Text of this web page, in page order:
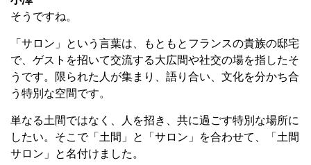
そうですね。
「サロン」という言葉は、もともとフランスの貴族の邸宅
で、ゲストを招いて交流する大広間や社交の場を指したそ
うです。限られた人が集まり、語り合い、文化を分かち合
う特別な空間です。
単なる土間ではなく、人を招き、共に過ごす特別な場所に
したい。そこで「土間」と「サロン」を合わせて、「土間
サロン」と名付けました。